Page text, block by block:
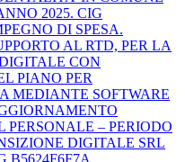
2025. CIG
DI SPESA.
AL RTD, PER LA
CON
PIANO PER
MEDIANTE SOFTWARE
PERSONALE – PERIODO
DIGITALE SRL
B5624F6F7A